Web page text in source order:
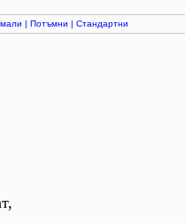
| Потъмни | Стандартни